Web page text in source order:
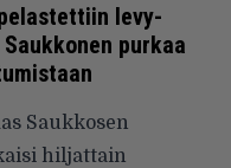
levy-
purkaa
Saukkosen
hiljattain